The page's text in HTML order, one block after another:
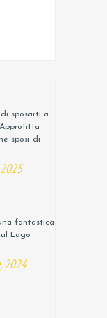
sposarti a
sposi di
fantastica
Lago
2024